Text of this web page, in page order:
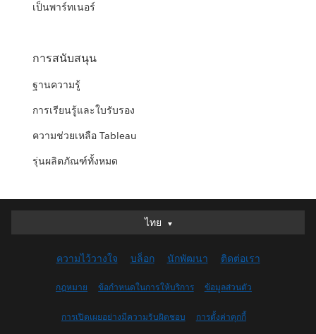
เป็นพาร์ทเนอร์
การสนับสนุน
ฐานความรู้
การเรียนรู้และใบรับรอง
ความช่วยเหลือ Tableau
รุ่นผลิตภัณฑ์ทั้งหมด
ไทย
ไทย
English (UK)
English (US)
Français (Canada)
ความไว้วางใจ บล็อก นักพัฒนา ติดต่อเรา
กฎหมาย ข้อกำหนดในการให้บริการ ข้อมูลส่วนตัว
การเปิดเผยอย่างมีความรับผิดชอบ การตั้งค่าคุกกี้